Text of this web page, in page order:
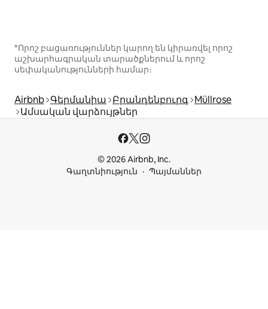
*Որոշ բացառություններ կարող են կիրառվել որոշ
աշխարհագրական տարածքներում և որոշ
սեփականությունների համար։
Airbnb Գերմանիա Բրանդենբուրգ Müllrose
Ամսական վարձույթներ
© 2026 Airbnb, Inc.
Գաղտնիություն
Պայմաններ